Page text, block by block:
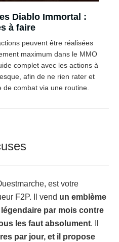
Diablo Immortal :
à faire
peuvent être réalisées
maximum dans le MMO
complet avec les actions à
afin de ne rien rater et
combat via une routine.
est votre
F2P. Il vend un emblème
par mois contre
les faut absolument. Il
par jour, et il propose